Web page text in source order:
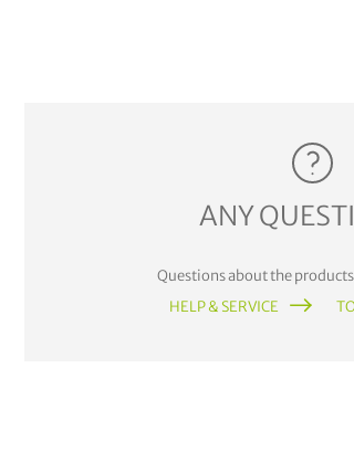
ANY
Questions about the
HELP & SERVICE